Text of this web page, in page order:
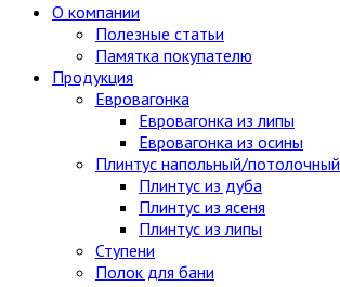
О компании
Полезные статьи
Памятка покупателю
Продукция
Евровагонка
Евровагонка из липы
Евровагонка из осины
Плинтус напольный/потолочный
Плинтус из дуба
Плинтус из ясеня
Плинтус из липы
Ступени
Полок для бани